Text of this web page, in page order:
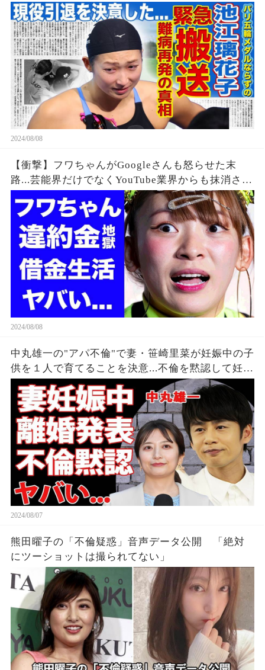
能性...引退を決意したパリ五輪でのある出来事に一
同驚愕！！美人女子アスリートの彼氏の正体と
は！？
2024/08/08
【衝撃】フワちゃんがGoogleさんも怒らせた末
路...芸能界だけでなくYouTube業界からも抹消され
た垢BANの真相に驚きを隠せない...違約金や税金
に苦しむ借金地獄に突入...
2024/08/08
中丸雄一の"アパ不倫"で妻・笹崎里菜が妊娠中の子
供を１人で育てることを決意...不倫を黙認して妊娠
を発表しなかった裏側に涙が零れ落ちた...『KAT-
TUN』亀梨和也の怒りの本音がヤバすぎた...
2024/08/07
熊田曜子の「不倫疑惑」音声データ公開 「絶対
にツーショットは撮られてない」